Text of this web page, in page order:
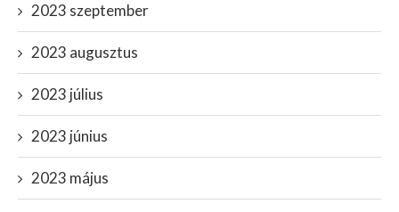
2023 szeptember
2023 augusztus
2023 július
2023 június
2023 május